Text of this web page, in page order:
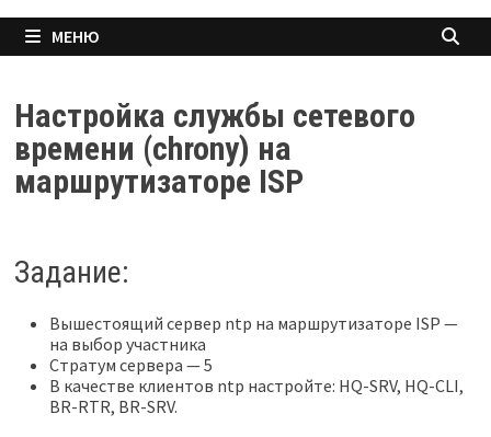
МЕНЮ
Настройка службы сетевого
времени (chrony) на
маршрутизаторе ISP
Задание:
Вышестоящий сервер ntp на маршрутизаторе ISP —
на выбор участника
Стратум сервера — 5
В качестве клиентов ntp настройте: HQ-SRV, HQ-CLI,
BR-RTR, BR-SRV.